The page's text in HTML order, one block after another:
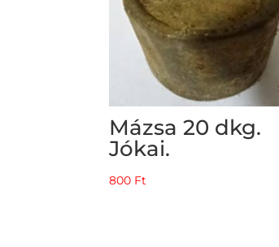
Mázsa 20 dkg.
Jókai.
800 Ft